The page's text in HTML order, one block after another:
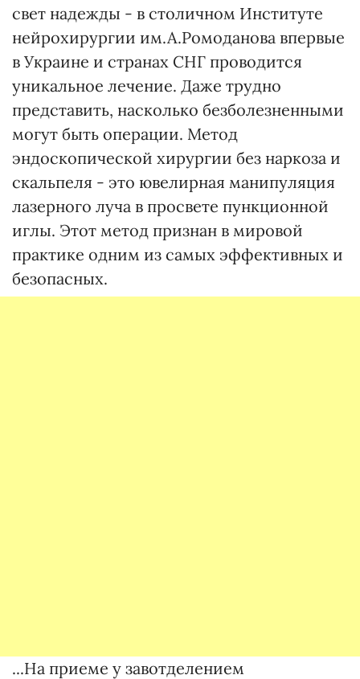
свет надежды - в столичном Институте
нейрохирургии им.А.Ромоданова впервые
в Украине и странах СНГ проводится
уникальное лечение. Даже трудно
представить, насколько безболезненными
могут быть операции. Метод
эндоскопической хирургии без наркоза и
скальпеля - это ювелирная манипуляция
лазерного луча в просвете пункционной
иглы. Этот метод признан в мировой
практике одним из самых эффективных и
безопасных.
...На приеме у завотделением